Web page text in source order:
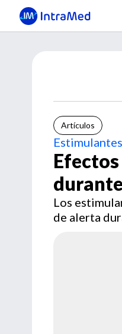
Artículos
Los
de alerta